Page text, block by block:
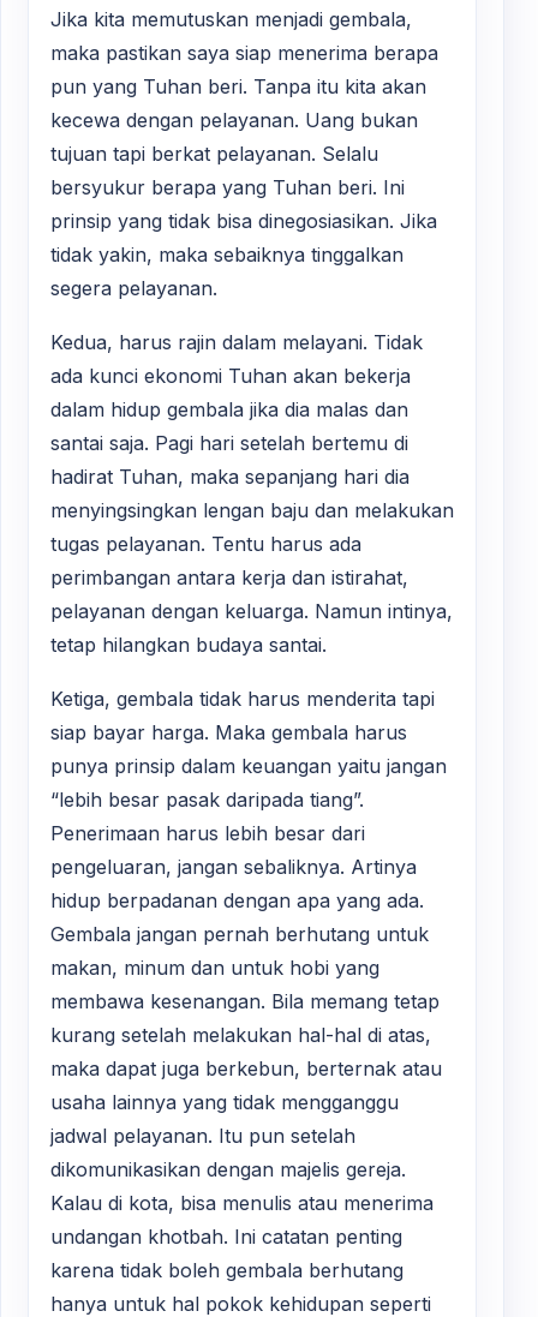
Jika kita memutuskan menjadi gembala,
maka pastikan saya siap menerima berapa
pun yang Tuhan beri. Tanpa itu kita akan
kecewa dengan pelayanan. Uang bukan
tujuan tapi berkat pelayanan. Selalu
bersyukur berapa yang Tuhan beri. Ini
prinsip yang tidak bisa dinegosiasikan. Jika
tidak yakin, maka sebaiknya tinggalkan
segera pelayanan.
Kedua, harus rajin dalam melayani. Tidak
ada kunci ekonomi Tuhan akan bekerja
dalam hidup gembala jika dia malas dan
santai saja. Pagi hari setelah bertemu di
hadirat Tuhan, maka sepanjang hari dia
menyingsingkan lengan baju dan melakukan
tugas pelayanan. Tentu harus ada
perimbangan antara kerja dan istirahat,
pelayanan dengan keluarga. Namun intinya,
tetap hilangkan budaya santai.
Ketiga, gembala tidak harus menderita tapi
siap bayar harga. Maka gembala harus
punya prinsip dalam keuangan yaitu jangan
“lebih besar pasak daripada tiang”.
Penerimaan harus lebih besar dari
pengeluaran, jangan sebaliknya. Artinya
hidup berpadanan dengan apa yang ada.
Gembala jangan pernah berhutang untuk
makan, minum dan untuk hobi yang
membawa kesenangan. Bila memang tetap
kurang setelah melakukan hal-hal di atas,
maka dapat juga berkebun, berternak atau
usaha lainnya yang tidak mengganggu
jadwal pelayanan. Itu pun setelah
dikomunikasikan dengan majelis gereja.
Kalau di kota, bisa menulis atau menerima
undangan khotbah. Ini catatan penting
karena tidak boleh gembala berhutang
hanya untuk hal pokok kehidupan seperti